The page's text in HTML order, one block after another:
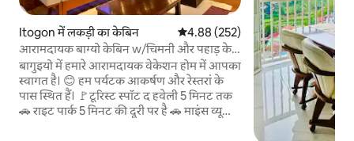
Itogon में लकड़ी का केबिन औसत रेटिंग 5 में से 4.88, 252 समीक्षाएँ
4.88 (252)
आरामदायक बाग्यो केबिन w/चिमनी और पहाड़ के
दृश्य
बागुइयो में हमारे आरामदायक वेकेशन होम में आपका
स्वागत है। 😊 हम पर्यटक आकर्षण और रेस्तरां के
पास स्थित हैं। 🚩टूरिस्ट स्पॉट द हवेली 5 मिनट तक
🚗 राइट पार्क 5 मिनट की दूरी पर है 🚗 माइंस व्यू